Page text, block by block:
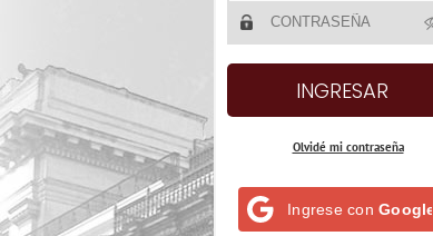
Olvidé mi contraseña
Ingrese con Google